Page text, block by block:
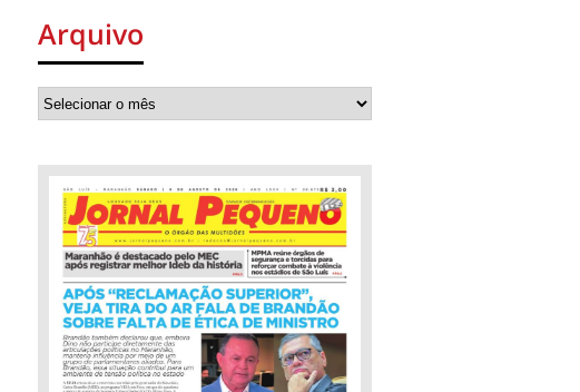
Arquivo